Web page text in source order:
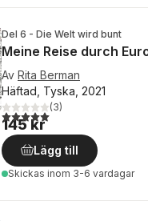
Del 6 - Die Welt wird bunt
Meine Reise durch
Av Rita Berman
Häftad, Tyska, 2021
5,0utav 5 stjärnor. Totalt
(3)
145 kr
Lägg till
Skickas inom 3-6 vardagar